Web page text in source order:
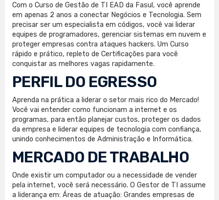
Com o Curso de Gestão de TI EAD da Fasul, você aprende
em apenas 2 anos a conectar Negócios e Tecnologia. Sem
precisar ser um especialista em códigos, você vai liderar
equipes de programadores, gerenciar sistemas em nuvem e
proteger empresas contra ataques hackers. Um Curso
rápido e prático, repleto de Certificações para você
conquistar as melhores vagas rapidamente.
PERFIL DO EGRESSO
Aprenda na prática a liderar o setor mais rico do Mercado!
Você vai entender como funcionam a internet e os
programas, para então planejar custos, proteger os dados
da empresa e liderar equipes de tecnologia com confiança,
unindo conhecimentos de Administração e Informática.
MERCADO DE TRABALHO
Onde existir um computador ou a necessidade de vender
pela internet, você será necessário. O Gestor de TI assume
a liderança em: Áreas de atuação: Grandes empresas de